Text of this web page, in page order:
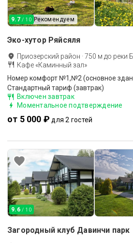
9.7 / 10 Рекомендуем
Эко-хутор Ряйсяля
Приозерский район ·750 м до реки
Кафе «Каминный зал»
Номер комфорт №1,№2 (основное
Стандартный тариф (завтрак)
Включен завтрак
Моментальное подтверждение
от 5 000 ₽ для 2 гостей
9.6 / 10
Загородный клуб Давинчи парк